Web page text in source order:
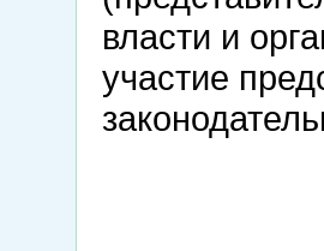
власти и
участие